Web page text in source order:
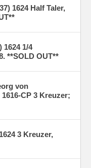
1624 Half Taler,
1624 1/4
**SOLD OUT**
von
CP 3 Kreuzer;
3 Kreuzer,